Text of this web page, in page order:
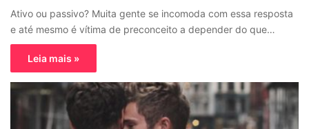
Ativo ou passivo? Muita gente se incomoda com essa resposta
e até mesmo é vítima de preconceito a depender do que…
Leia mais »